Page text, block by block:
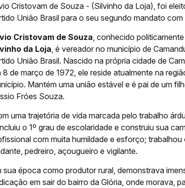
Cristovam de Souza - (Silvinho da Loja), foi
União Brasil para o seu segundo mandato
Cristovam de Souza, conhecido
da Loja, é vereador no município de
União Brasil. Nascido na própria cidade de
8 de março de 1972, ele reside atualmente na
Mantém uma união estável e é pai de um
Fróes Souza.
uma trajetória de vida marcada pelo trabalho
o 1º grau de escolaridade e construiu sua
com muita humildade e esforço; trabalhou
pedreiro, açougueiro e vigilante.
sua época como produtor rural, demonstrava
em sair do bairro da Glória, onde morava,